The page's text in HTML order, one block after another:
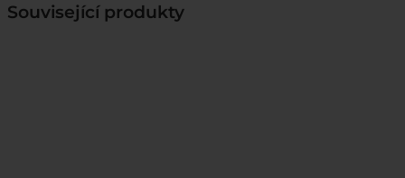
Související produkty